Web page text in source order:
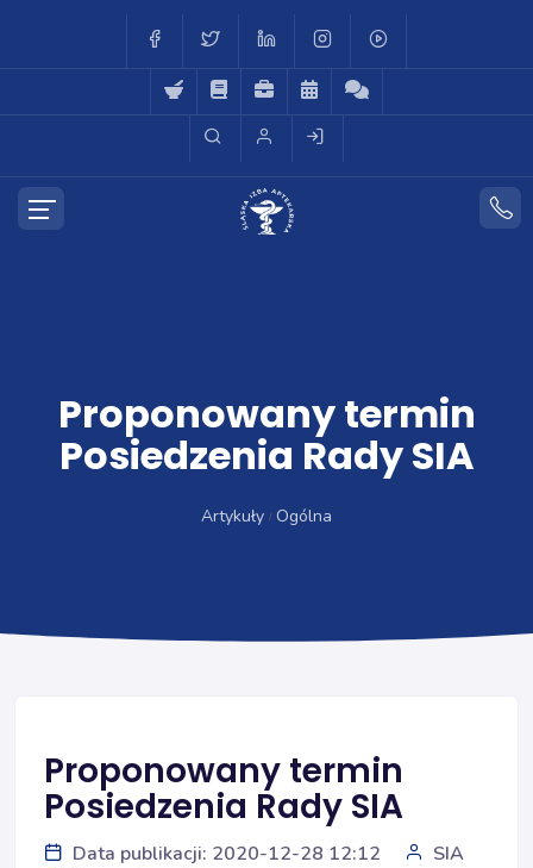
Proponowany termin
Posiedzenia Rady SIA
Artykuły Ogólna
Proponowany termin
Posiedzenia Rady SIA
Data publikacji: 2020-12-28 12:12
SIA